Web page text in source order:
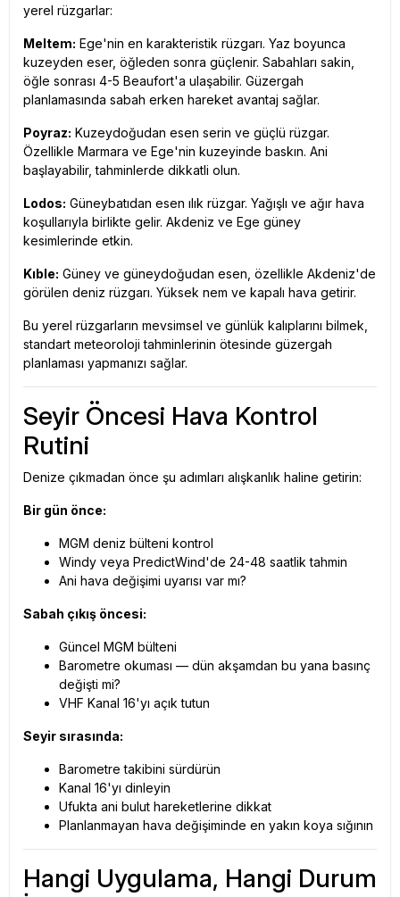
yerel rüzgarlar:
Meltem: Ege'nin en karakteristik rüzgarı. Yaz boyunca
kuzeyden eser, öğleden sonra güçlenir. Sabahları sakin,
öğle sonrası 4-5 Beaufort'a ulaşabilir. Güzergah
planlamasında sabah erken hareket avantaj sağlar.
Poyraz: Kuzeydoğudan esen serin ve güçlü rüzgar.
Özellikle Marmara ve Ege'nin kuzeyinde baskın. Ani
başlayabilir, tahminlerde dikkatli olun.
Lodos: Güneybatıdan esen ılık rüzgar. Yağışlı ve ağır hava
koşullarıyla birlikte gelir. Akdeniz ve Ege güney
kesimlerinde etkin.
Kıble: Güney ve güneydoğudan esen, özellikle Akdeniz'de
görülen deniz rüzgarı. Yüksek nem ve kapalı hava getirir.
Bu yerel rüzgarların mevsimsel ve günlük kalıplarını bilmek,
standart meteoroloji tahminlerinin ötesinde güzergah
planlaması yapmanızı sağlar.
Seyir Öncesi Hava Kontrol
Rutini
Denize çıkmadan önce şu adımları alışkanlık haline getirin:
Bir gün önce:
MGM deniz bülteni kontrol
Windy veya PredictWind'de 24-48 saatlik tahmin
Ani hava değişimi uyarısı var mı?
Sabah çıkış öncesi:
Güncel MGM bülteni
Barometre okuması — dün akşamdan bu yana basınç
değişti mi?
VHF Kanal 16'yı açık tutun
Seyir sırasında:
Barometre takibini sürdürün
Kanal 16'yı dinleyin
Ufukta ani bulut hareketlerine dikkat
Planlanmayan hava değişiminde en yakın koya sığının
Hangi Uygulama, Hangi Durum